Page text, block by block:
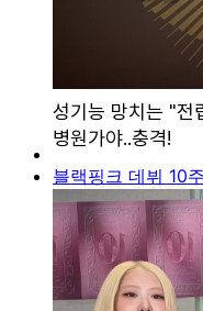
블랙핑크 데뷔 10